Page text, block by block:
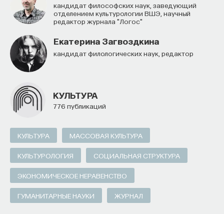
кандидат философских наук, заведующий
отделением культурологии ВШЭ, научный
редактор журнала "Логос"
Екатерина Загвоздкина
кандидат филологических наук, редактор
КУЛЬТУРА
776 публикаций
КУЛЬТУРА МАССОВАЯ КУЛЬТУРА
КУЛЬТУРОЛОГИЯ СОЦИАЛЬНАЯ СТРУКТУРА
ЭКОНОМИЧЕСКОЕ НЕРАВЕНСТВО
ГУМАНИТАРНЫЕ НАУКИ ЖУРНАЛ